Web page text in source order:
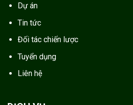
Dự án
Tin tức
Đối tác chiến lược
Tuyển dụng
Liên hệ